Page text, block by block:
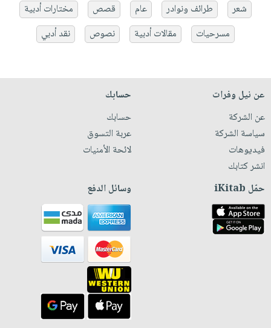
شعر
طرائف ونوادر عام قصص
مختارات أدبية
مسرحيات
مقالات أدبية نصوص نقد أدبي
عن نيل وفرات
عن الشركة
سياسة الشركة
فيديوهات
انشر كتابك
حسابك
حسابك
عربة التسوق
لائحة الأمنيات
حمّل iKitab وسائل الدفع